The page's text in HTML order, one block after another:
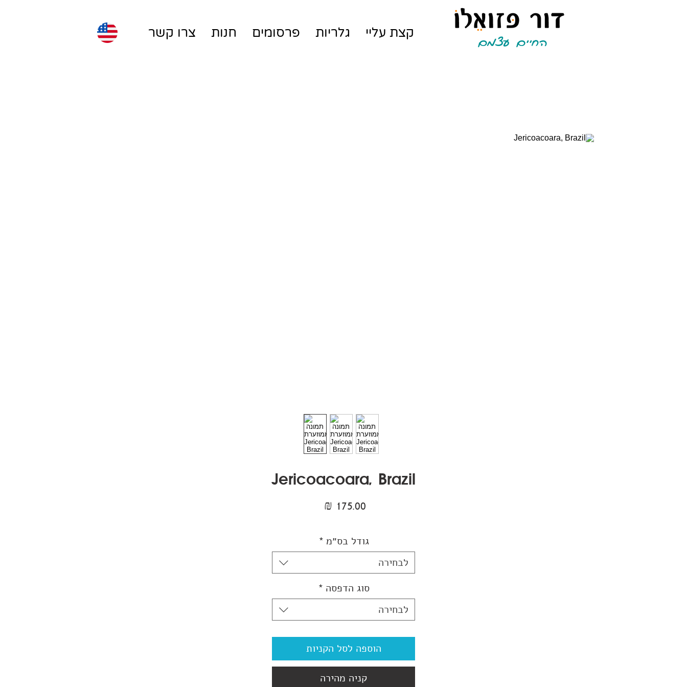
קצת עליי גלריות פרסומים חנות צרו קשר
החיים עצמם
Jericoacoara, Brazil
גודל בס״מ *
לבחירה
סוג הדפסה *
לבחירה
הוספה לסל הקניות
קניה מהירה